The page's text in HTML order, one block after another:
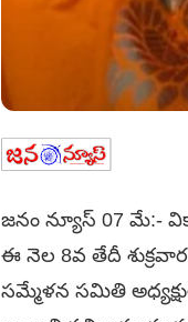
జనం న్యూస్ 07 మే:-
ఈ నెల 8వ తేదీ
సమ్మేళన సమితి